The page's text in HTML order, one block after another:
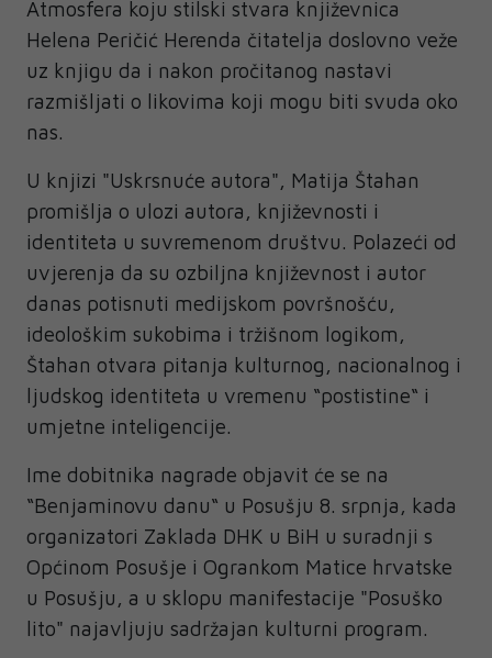
Atmosfera koju stilski stvara književnica
Helena Peričić Herenda čitatelja doslovno veže
uz knjigu da i nakon pročitanog nastavi
razmišljati o likovima koji mogu biti svuda oko
nas.
U knjizi "Uskrsnuće autora", Matija Štahan
promišlja o ulozi autora, književnosti i
identiteta u suvremenom društvu. Polazeći od
uvjerenja da su ozbiljna književnost i autor
danas potisnuti medijskom površnošću,
ideološkim sukobima i tržišnom logikom,
Štahan otvara pitanja kulturnog, nacionalnog i
ljudskog identiteta u vremenu “postistine“ i
umjetne inteligencije.
Ime dobitnika nagrade objavit će se na
“Benjaminovu danu“ u Posušju 8. srpnja, kada
organizatori Zaklada DHK u BiH u suradnji s
Općinom Posušje i Ogrankom Matice hrvatske
u Posušju, a u sklopu manifestacije "Posuško
lito" najavljuju sadržajan kulturni program.